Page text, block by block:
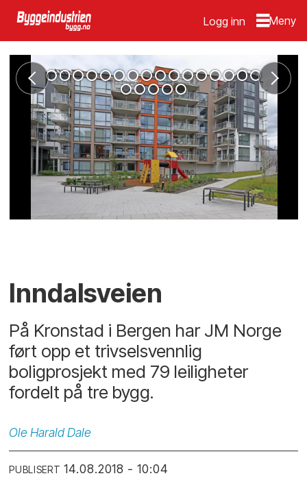
Logg inn
Inndalsveien
På Kronstad i Bergen har JM Norge
ført opp et trivselsvennlig
boligprosjekt med 79 leiligheter
fordelt på tre bygg.
Ole Harald Dale
PUBLISERT 14.08.2018 - 10:04